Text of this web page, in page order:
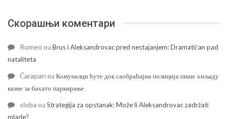
Скорашњи коментари
Romeo наBrus i Aleksandrovac pred nestajanjem: Dramatičan pad
nataliteta
Čarapan наКомуналци ћуте док саобраћајна полиција пише хиљаду
казне за бахато паркирање
sloba наStrategija za opstanak: Može li Aleksandrovac zadržati
mlade?